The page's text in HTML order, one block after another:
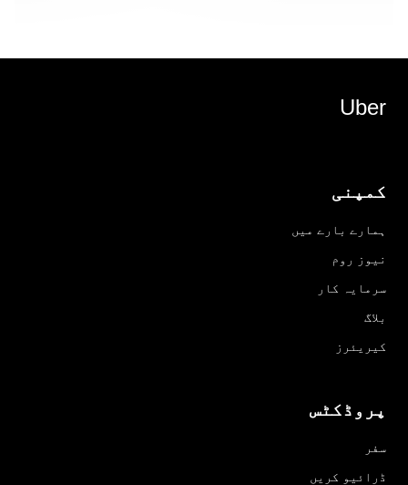
Uber
کمپنی
ہمارے بارے میں
نیوز روم
سرمایہ کار
بلاگ
کیریئرز
پروڈکٹس
سفر
ڈرائیو کریں